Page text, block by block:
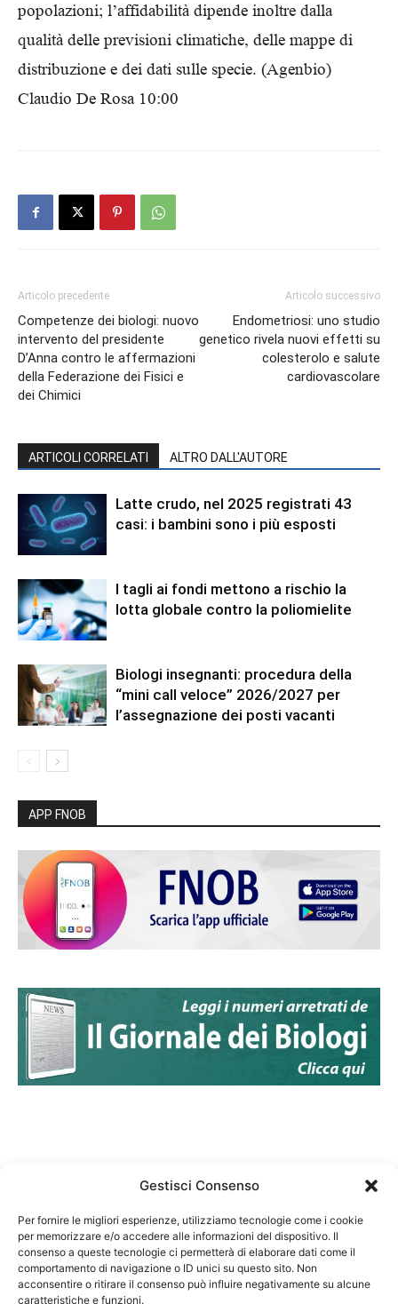
Gestisci Consenso
Per fornire le migliori esperienze, utilizziamo tecnologie come i cookie
per memorizzare e/o accedere alle informazioni del dispositivo. Il
consenso a queste tecnologie ci permetterà di elaborare dati come il
comportamento di navigazione o ID unici su questo sito. Non
acconsentire o ritirare il consenso può influire negativamente su alcune
caratteristiche e funzioni.
popolazioni; l’affidabilità dipende inoltre dalla
qualità delle previsioni climatiche, delle mappe di
distribuzione e dei dati sulle specie. (Agenbio)
Claudio De Rosa 10:00
Articolo precedente
Competenze dei biologi: nuovo
intervento del presidente
D’Anna contro le affermazioni
della Federazione dei Fisici e
dei Chimici
Articolo successivo
Endometriosi: uno studio
genetico rivela nuovi effetti su
colesterolo e salute
cardiovascolare
ARTICOLI CORRELATI ALTRO DALL'AUTORE
Latte crudo, nel 2025 registrati 43
casi: i bambini sono i più esposti
I tagli ai fondi mettono a rischio la
lotta globale contro la poliomielite
Biologi insegnanti: procedura della
“mini call veloce” 2026/2027 per
l’assegnazione dei posti vacanti
APP FNOB
Federazione Nazionale Degli Ordini dei Biologi:
codice fiscale 80069130583
Responsabile sito internet www.fnob.it: